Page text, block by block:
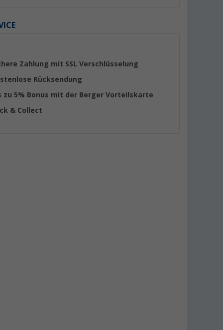
Zahlung mit SSL Verschlüsselung
Rücksendung
zu 5% Bonus mit der Berger Vorteilskarte
& Collect
(4)
UVP 54,80 €